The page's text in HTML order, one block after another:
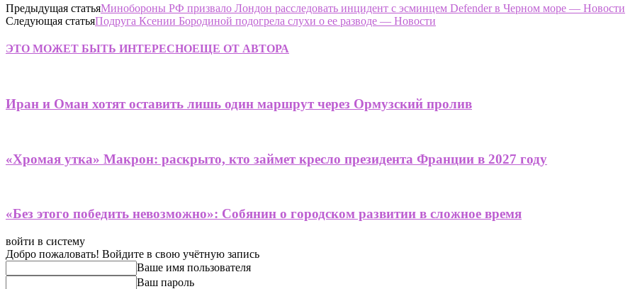
Предыдущая статьяМинобороны РФ призвало Лондон расследовать инцидент с эсминцем Defender в Черном море — Новости
Следующая статьяПодруга Ксении Бородиной подогрела слухи о ее разводе — Новости
ЭТО МОЖЕТ БЫТЬ ИНТЕРЕСНОЕЩЕ ОТ АВТОРА
Иран и Оман хотят оставить лишь один маршрут через Ормузский пролив
«Хромая утка» Макрон: раскрыто, кто займет кресло президента Франции в 2027 году
«Без этого победить невозможно»: Собянин о городском развитии в сложное время
войти в систему
Добро пожаловать! Войдите в свою учётную запись
Ваше имя пользователя
Ваш пароль